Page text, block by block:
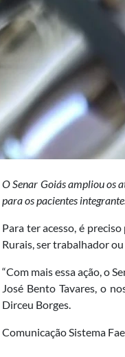
O Senar Goiás ampliou os
para os pacientes
Para ter acesso, é
Rurais, ser trabalhador
“Com mais essa ação, o
José Bento Tavares, o
Dirceu Borges.
Comunicação Sistema